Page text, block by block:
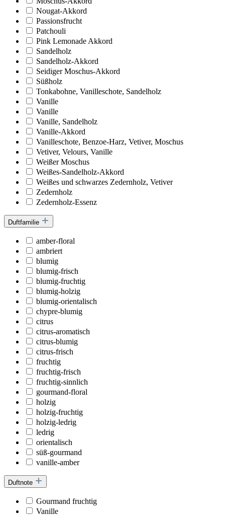
Nougat-Akkord
Passionsfrucht
Patchouli
Pink Lemonade Akkord
Sandelholz
Sandelholz-Akkord
Seidiger Moschus-Akkord
Süßholz
Tonkabohne, Vanilleschote, Sandelholz
Vanille
Vanille
Vanille, Sandelholz
Vanille-Akkord
Vanilleschote, Benzoe-Harz, Vetiver, Moschus
Vetiver, Velours, Vanille
Weißer Moschus
Weißes-Sandelholz-Akkord
Weißes und schwarzes Zedernholz, Vetiver
Zedernholz
Zedernholz-Essenz
Duftfamilie
amber-floral
ambriert
blumig
blumig-frisch
blumig-fruchtig
blumig-holzig
blumig-orientalisch
chypre-blumig
citrus
citrus-aromatisch
citrus-blumig
citrus-frisch
fruchtig
fruchtig-frisch
fruchtig-sinnlich
gourmand-floral
holzig
holzig-fruchtig
holzig-ledrig
ledrig
orientalisch
süß-gourmand
vanille-amber
Duftnote
Gourmand fruchtig
Vanille